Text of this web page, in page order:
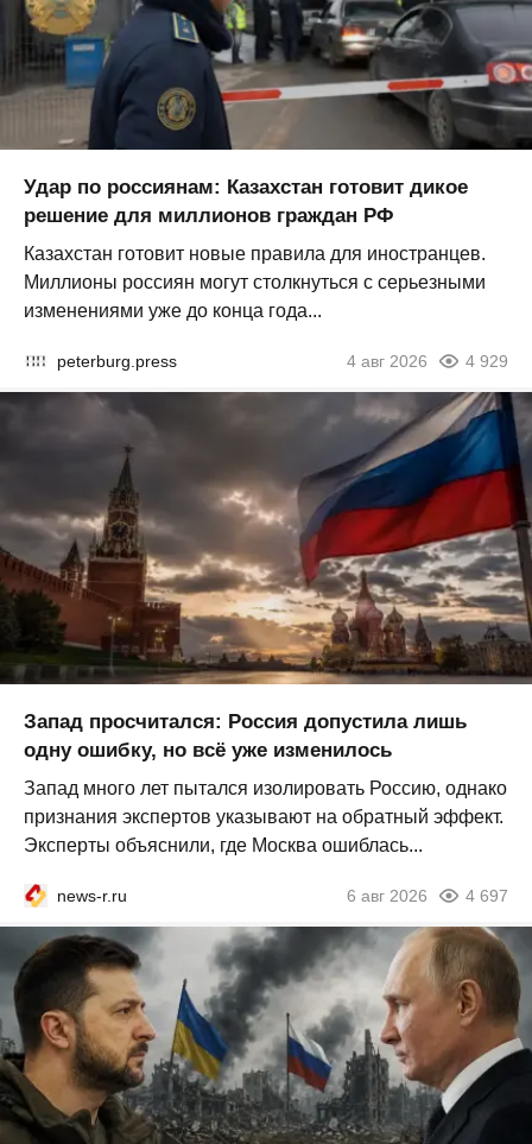
Удар по россиянам: Казахстан готовит дикое
решение для миллионов граждан РФ
Казахстан готовит новые правила для иностранцев.
Миллионы россиян могут столкнуться с серьезными
изменениями уже до конца года...
peterburg.press 4 авг 2026 4 929
Запад просчитался: Россия допустила лишь
одну ошибку, но всё уже изменилось
Запад много лет пытался изолировать Россию, однако
признания экспертов указывают на обратный эффект.
Эксперты объяснили, где Москва ошиблась...
news-r.ru 6 авг 2026 4 697